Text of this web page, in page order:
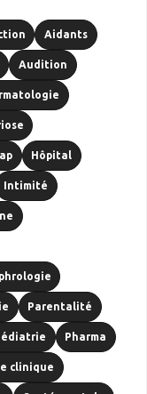
Aidants
Audition
Hôpital
Intimité
Parentalité
Pharma
clinique